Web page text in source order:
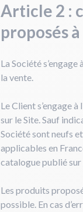
Article 2 :
proposés
La Société
la vente.
Le Client s’engage
sur le Site. Sauf
Société sont neufs
applicables en
catalogue publié sur
Les produits
possible. En cas